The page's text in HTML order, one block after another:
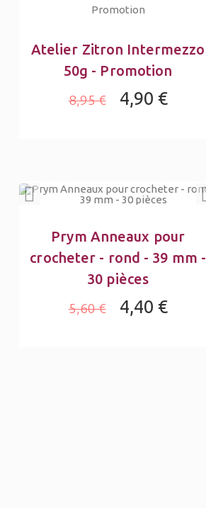
Atelier Zitron Intermezzo
50g - Promotion
8,95 € 4,90 €
Prym Anneaux pour
crocheter - rond - 39 mm -
30 pièces
5,60 € 4,40 €